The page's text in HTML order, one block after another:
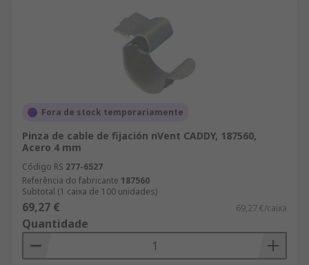
Fora de stock temporariamente
Pinza de cable de fijación nVent CADDY, 187560,
Acero 4 mm
Código RS 277-6527
Referência do fabricante 187560
Subtotal (1 caixa de 100 unidades)
69,27 € 69,27 €/caixa
Quantidade